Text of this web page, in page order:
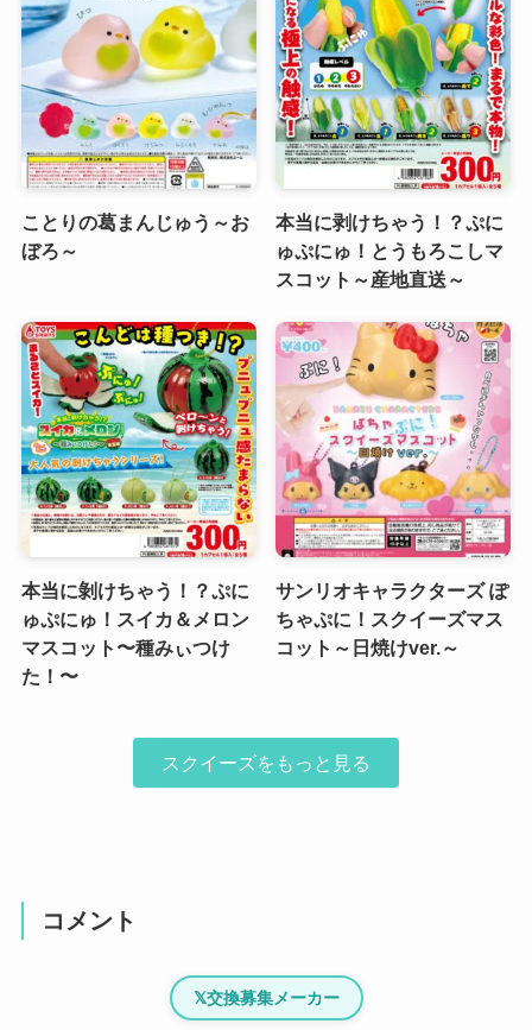
ことりの葛まんじゅう～お
ぼろ～
本当に剥けちゃう！？ぷに
ゅぷにゅ！とうもろこしマ
スコット～産地直送～
本当に剝けちゃう！？ぷに
ゅぷにゅ！スイカ＆メロン
マスコット〜種みぃつけ
た！〜
サンリオキャラクターズ ぽ
ちゃぷに！スクイーズマス
コット～日焼けver.～
スクイーズをもっと見る
コメント
𝕏交換募集メーカー